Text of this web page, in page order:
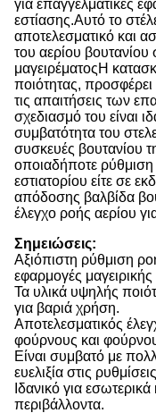
για επαγγελματικές
εστίασης.Αυτό το
αποτελεσματικό και
του αερίου
μαγειρέματοςΗ
ποιότητας, προσφέρει
τις απαιτήσεις των
σχεδιασμό του είναι
συμβατότητα του
συσκευές βουτανίου
οποιαδήποτε ρύθμιση
εστιατορίου είτε σε
απόδοσης βαλβίδα
έλεγχο ροής αερίου
Σημειώσεις:
Αξιόπιστη ρύθμιση
εφαρμογές μαγειρικής
Τα υλικά υψηλής
για βαριά χρήση.
Αποτελεσματικός
φούρνους και
Είναι συμβατό με
ευελιξία στις
Ιδανικό για
περιβάλλοντα.